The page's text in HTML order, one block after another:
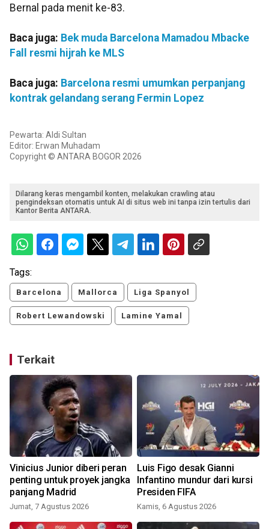
Bernal pada menit ke-83.
Baca juga: Bek muda Barcelona Mamadou Mbacke
Fall resmi hijrah ke MLS
Baca juga: Barcelona resmi umumkan perpanjang
kontrak gelandang serang Fermin Lopez
Pewarta: Aldi Sultan
Editor: Erwan Muhadam
Copyright © ANTARA BOGOR 2026
Dilarang keras mengambil konten, melakukan crawling atau
pengindeksan otomatis untuk AI di situs web ini tanpa izin tertulis dari
Kantor Berita ANTARA.
Tags:
Barcelona Mallorca Liga Spanyol
Robert Lewandowski Lamine Yamal
Terkait
Vinicius Junior diberi peran
penting untuk proyek jangka
panjang Madrid
Jumat, 7 Agustus 2026
Luis Figo desak Gianni
Infantino mundur dari kursi
Presiden FIFA
Kamis, 6 Agustus 2026